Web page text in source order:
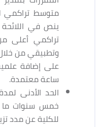
ينص في
تراكمي أعلى
وتطبيقي من
ساعة معتمدة.
الحد الأدنى
خمس سنوات ما
للكلية عن مدد